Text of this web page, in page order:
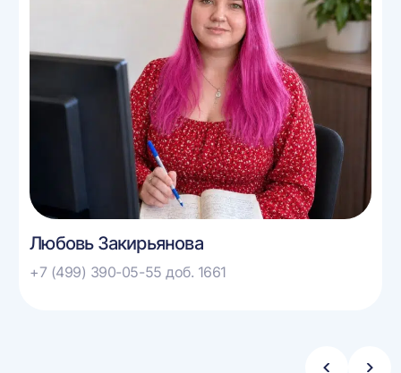
Любовь Закирьянова
+7 (499) 390-05-55 доб. 1661